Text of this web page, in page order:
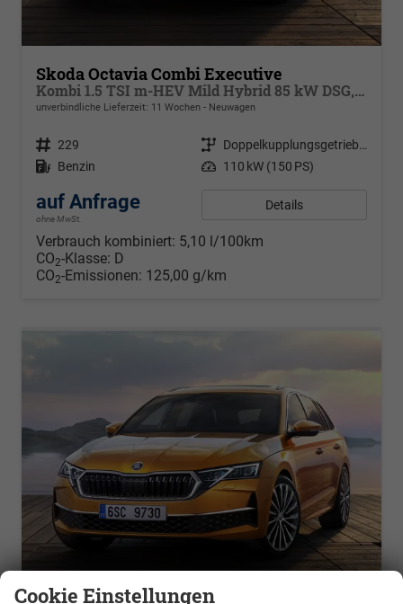
Skoda Octavia Combi Executive
Kombi 1.5 TSI m-HEV Mild Hybrid 85 kW DSG,Navigationssystem, 17 Zoll Alufelgen, ACC, PDC, Klimaautomatik, Phone Box, Reserverad, Full LED, 4 Jahre Garantie
unverbindliche Lieferzeit: 11 Wochen Neuwagen
Fahrzeugnr. 229 Getriebe
Doppelkupplungsgetriebe (DSG)
Kraftstoff Benzin Leistung 110 kW (150 PS)
auf Anfrage
ohne MwSt.
Details
Verbrauch kombiniert: 5,10 l/100km
CO2-Klasse: D
CO2-Emissionen: 125,00 g/km
Cookie Einstellungen